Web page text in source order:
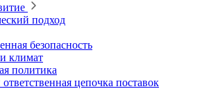
подход
безопасность
климат
политика
цепочка поставок